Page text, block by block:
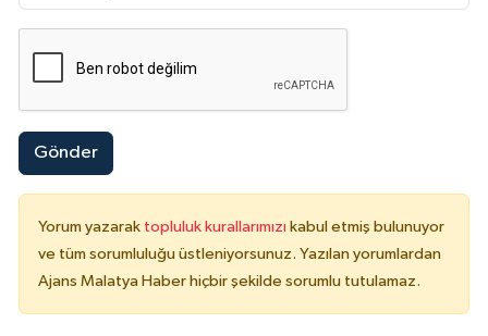
Gönder
Yorum yazarak topluluk kurallarımızı kabul etmiş bulunuyor
ve tüm sorumluluğu üstleniyorsunuz. Yazılan yorumlardan
Ajans Malatya Haber hiçbir şekilde sorumlu tutulamaz.